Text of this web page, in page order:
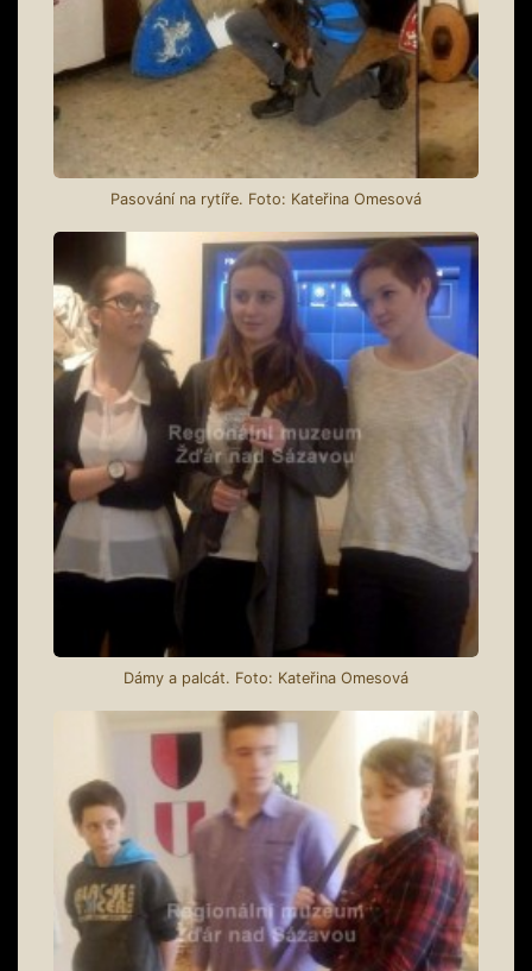
Pasování na rytíře. Foto: Kateřina Omesová
Dámy a palcát. Foto: Kateřina Omesová